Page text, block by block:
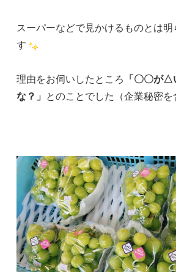
スーパーなどで見かけるものとは明
す
理由をお伺いしたところ 「〇〇が
な？」 とのことでした（企業秘密を